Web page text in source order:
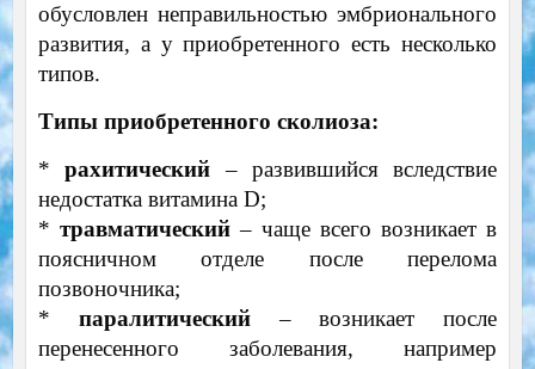
обусловлен неправильностью эмбрионального
развития, а у приобретенного есть несколько
типов.
Типы приобретенного сколиоза:
*рахитический – развившийся вследствие
недостатка витамина D;
* травматический– чаще всего возникает в
поясничном отделе после перелома
позвоночника;
* паралитический– возникает после
перенесенного заболевания, например